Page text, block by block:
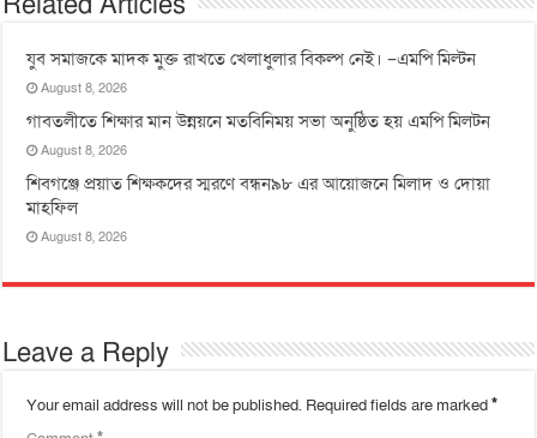
যুব সমাজকে মাদক মুক্ত রাখতে খেলাধুলার বিকল্প নেই। –এমপি মিল্টন
August 8, 2026
‎গাবতলীতে শিক্ষার মান উন্নয়নে ‎মতবিনিময় সভা অনুষ্ঠিত হয় ‎এমপি মিলটন
August 8, 2026
শিবগঞ্জে প্রয়াত শিক্ষকদের স্মরণে বন্ধন৯৮ এর আয়োজনে মিলাদ ও দোয়া
মাহফিল
August 8, 2026
Leave a Reply
Your email address will not be published. Required fields are marked*